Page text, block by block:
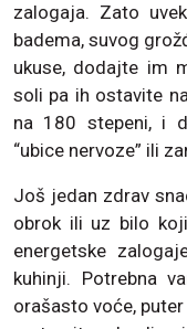
zalogaja. Zato
badema, suvog
ukuse, dodajte im
soli pa ih ostavite
na 180 stepeni, i
“ubice nervoze” ili
Još jedan zdrav
obrok ili uz bilo
energetske
kuhinji. Potrebna
orašasto voće,